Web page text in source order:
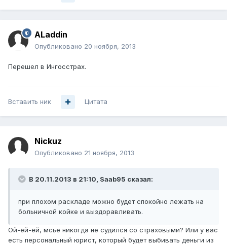
ALaddin
Опубликовано 20 ноября, 2013
Перешел в Ингосстрах.
Вставить ник Цитата
Nickuz
Опубликовано 21 ноября, 2013
В 20.11.2013 в 21:10, Saab95 сказал:
при плохом раскладе можно будет спокойно лежать на
больничной койке и выздоравливать.
Ой-ёй-ёй, мсье никогда не судился со страховыми? Или у вас
есть персональный юрист, который будет выбивать деньги из